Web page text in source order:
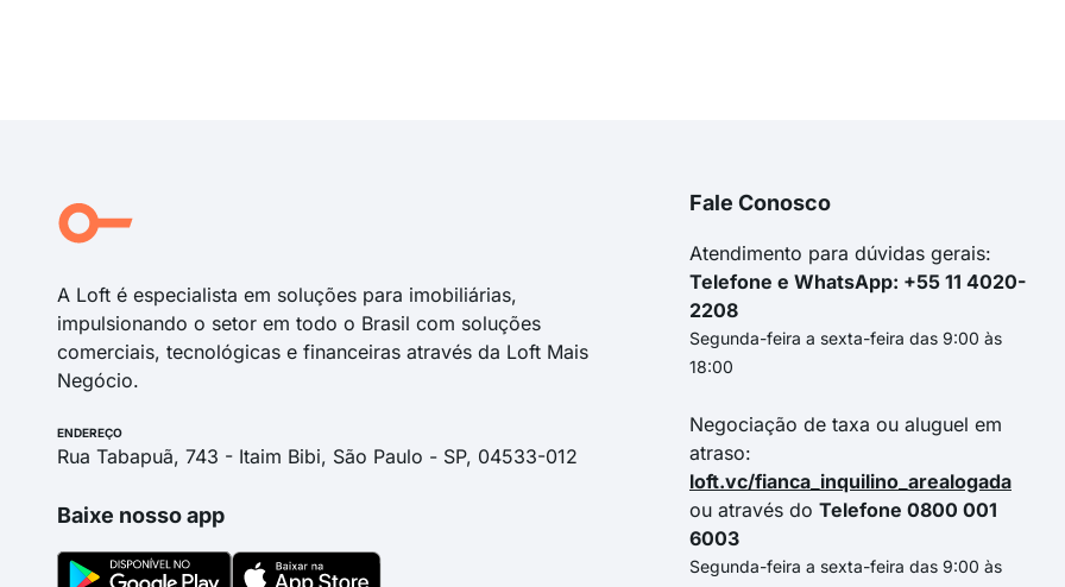
A Loft é especialista em soluções para imobiliárias,
impulsionando o setor em todo o Brasil com soluções
comerciais, tecnológicas e financeiras através da Loft Mais
Negócio.
ENDEREÇO
Rua Tabapuã, 743 - Itaim Bibi, São Paulo - SP, 04533-012
Baixe nosso app
Fale Conosco
Atendimento para dúvidas gerais:
Telefone e WhatsApp: +55 11 4020-
2208
Segunda-feira a sexta-feira das 9:00 às
18:00
Negociação de taxa ou aluguel em
atraso:
loft.vc/fianca_inquilino_arealogada
ou através do Telefone 0800 001
6003
Segunda-feira a sexta-feira das 9:00 às